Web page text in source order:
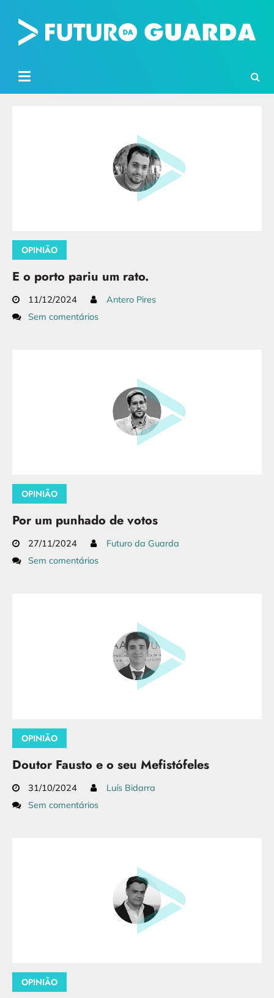
OPINIÃO
E o porto pariu um rato.
11/12/2024
Antero Pires
Sem comentários
OPINIÃO
Por um punhado de votos
27/11/2024
Futuro da Guarda
Sem comentários
OPINIÃO
Doutor Fausto e o seu Mefistófeles
31/10/2024
Luís Bidarra
Sem comentários
OPINIÃO